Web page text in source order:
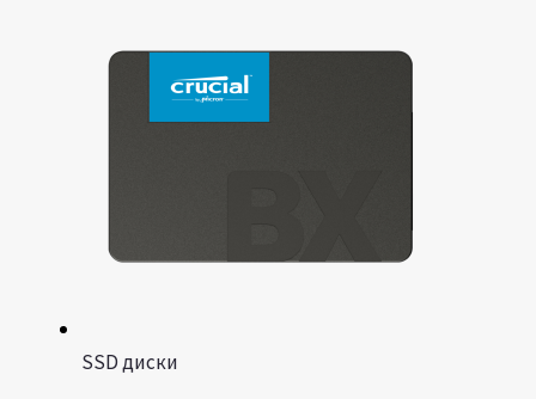
SSD диски